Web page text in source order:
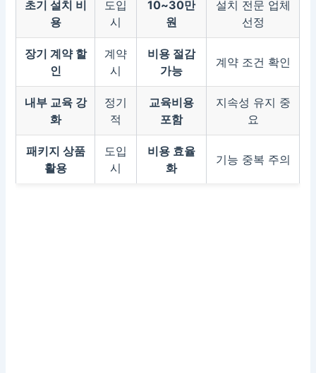
초기 설치 비
용
도입
시
10~30만
원
설치 전문 업체
선정
장기 계약 할
인
계약
시
비용 절감
가능
계약 조건 확인
내부 교육 강
화
정기
적
교육비용
포함
지속성 유지 중
요
패키지 상품
활용
도입
시
비용 효율
화
기능 중복 주의